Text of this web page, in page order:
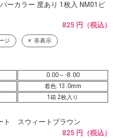
ーカラー 度あり 1枚入 NM01ピ
825 円（税込）
ジ 非表示
0.00～ -8.00
着色: 13.0mm
1箱 2枚入り
ト スウィートブラウン
825 円（税込）